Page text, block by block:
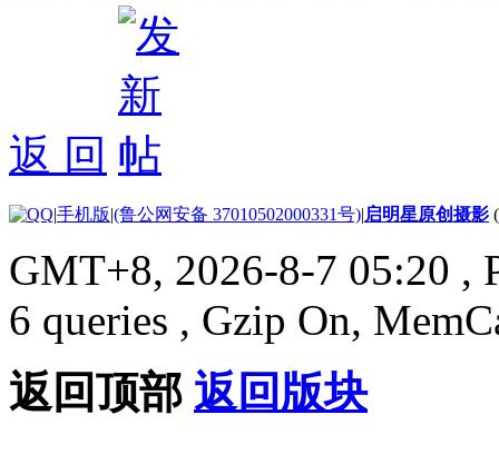
返 回
|手机版|(鲁公网安备 37010502000331号)|启明星原创摄影
GMT+8, 2026-8-7 05:20 ,
6 queries , Gzip On,
返回顶部 返回版块